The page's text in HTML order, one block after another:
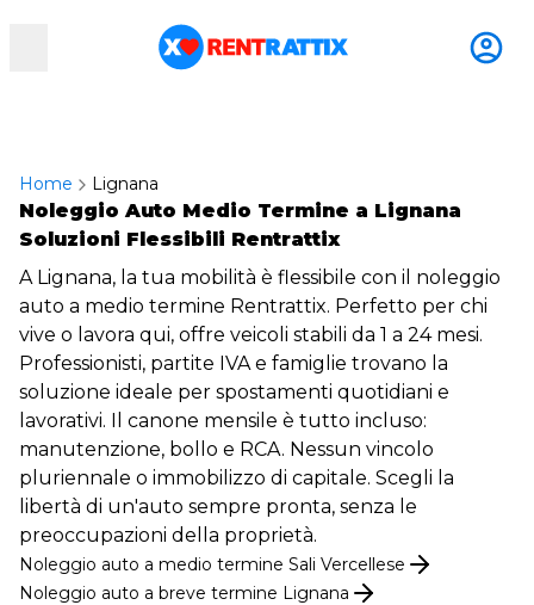
RentRattix
Home Lignana
Noleggio Auto Medio Termine a Lignana
Soluzioni Flessibili Rentrattix
A Lignana, la tua mobilità è flessibile con il noleggio
auto a medio termine Rentrattix. Perfetto per chi
vive o lavora qui, offre veicoli stabili da 1 a 24 mesi.
Professionisti, partite IVA e famiglie trovano la
soluzione ideale per spostamenti quotidiani e
lavorativi. Il canone mensile è tutto incluso:
manutenzione, bollo e RCA. Nessun vincolo
pluriennale o immobilizzo di capitale. Scegli la
libertà di un'auto sempre pronta, senza le
preoccupazioni della proprietà.
Noleggio auto a medio termine Sali Vercellese
Noleggio auto a breve termine Lignana